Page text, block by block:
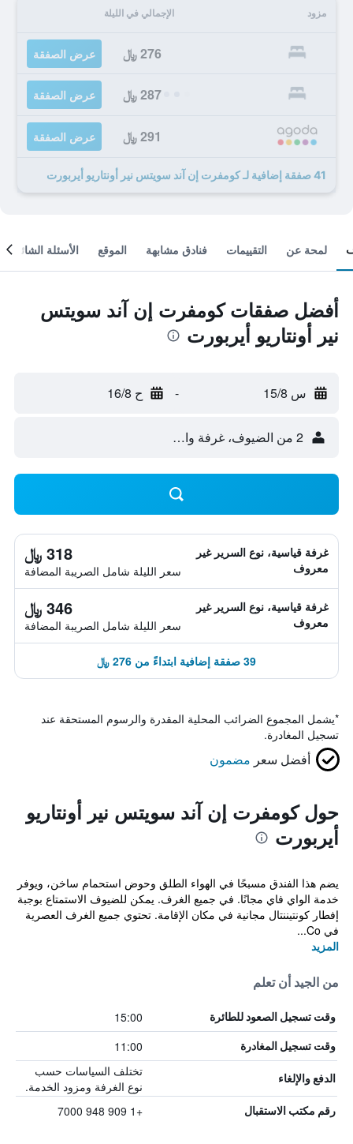
مزود الإجمالي في الليلة
276 ﷼ عرض الصفقة
287 ﷼ عرض الصفقة
291 ﷼ عرض الصفقة
41 صفقة إضافية لـ كومفرت إن آند سويتس نير أونتاريو أيربورت
لمحة عن التقييمات فنادق مشابهة الموقع الأسئلة الشائعة
أفضل صفقات كومفرت إن آند سويتس
نير أونتاريو أيربورت
س 15/8 - ح 16/8
2 من الضيوف، غرفة واحدة
غرفة قياسية، نوع السرير غير
معروف
318 ﷼
سعر الليلة شامل الصريبة المضافة
غرفة قياسية، نوع السرير غير
معروف
346 ﷼
سعر الليلة شامل الصريبة المضافة
39 صفقة إضافية ابتداءً من 276 ﷼
*يشمل المجموع الضرائب المحلية المقدرة والرسوم المستحقة عند
تسجيل المغادرة.
أفضل سعر مضمون
حول كومفرت إن آند سويتس نير أونتاريو
أيربورت
يضم هذا الفندق مسبحًا في الهواء الطلق وحوض استحمام ساخن، ويوفر
خدمة الواي فاي مجانًا. في جميع الغرف. يمكن للضيوف الاستمتاع بوجبة
إفطار كونتيننتال مجانية في مكان الإقامة. تحتوي جميع الغرف العصرية
في Co...
المزيد
من الجيد أن تعلم
وقت تسجيل الصعود للطائرة 15:00
وقت تسجيل المغادرة 11:00
الدفع والإلغاء
تختلف السياسات حسب
نوع الغرفة ومزود الخدمة.
رقم مكتب الاستقبال +1 909 948 7000